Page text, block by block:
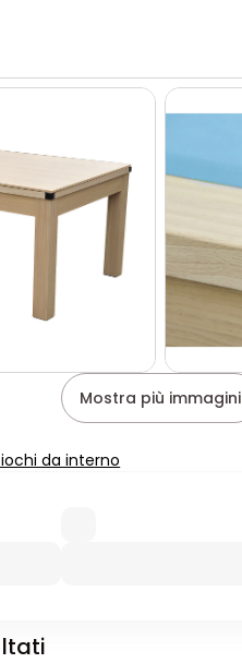
Mostra più immagini
da interno